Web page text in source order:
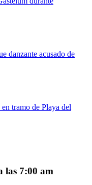
danzante acusado de
tramo de Playa del
las 7:00 am